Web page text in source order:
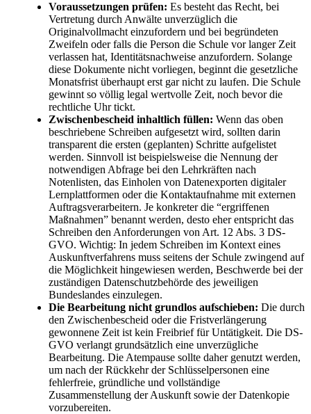
Voraussetzungen prüfen: Es besteht das Recht, bei
Vertretung durch Anwälte unverzüglich die
Originalvollmacht einzufordern und bei begründeten
Zweifeln oder falls die Person die Schule vor langer Zeit
verlassen hat, Identitätsnachweise anzufordern. Solange
diese Dokumente nicht vorliegen, beginnt die gesetzliche
Monatsfrist überhaupt erst gar nicht zu laufen. Die Schule
gewinnt so völlig legal wertvolle Zeit, noch bevor die
rechtliche Uhr tickt.
Zwischenbescheid inhaltlich füllen: Wenn das oben
beschriebene Schreiben aufgesetzt wird, sollten darin
transparent die ersten (geplanten) Schritte aufgelistet
werden. Sinnvoll ist beispielsweise die Nennung der
notwendigen Abfrage bei den Lehrkräften nach
Notenlisten, das Einholen von Datenexporten digitaler
Lernplattformen oder die Kontaktaufnahme mit externen
Auftragsverarbeitern. Je konkreter die “ergriffenen
Maßnahmen” benannt werden, desto eher entspricht das
Schreiben den Anforderungen von Art. 12 Abs. 3 DS-
GVO. Wichtig: In jedem Schreiben im Kontext eines
Auskunftverfahrens muss seitens der Schule zwingend auf
die Möglichkeit hingewiesen werden, Beschwerde bei der
zuständigen Datenschutzbehörde des jeweiligen
Bundeslandes einzulegen.
Die Bearbeitung nicht grundlos aufschieben: Die durch
den Zwischenbescheid oder die Fristverlängerung
gewonnene Zeit ist kein Freibrief für Untätigkeit. Die DS-
GVO verlangt grundsätzlich eineunverzügliche
Bearbeitung. Die Atempause sollte daher genutzt werden,
um nach der Rückkehr der Schlüsselpersonen eine
fehlerfreie, gründliche und vollständige
Zusammenstellung der Auskunft sowie der Datenkopie
vorzubereiten.